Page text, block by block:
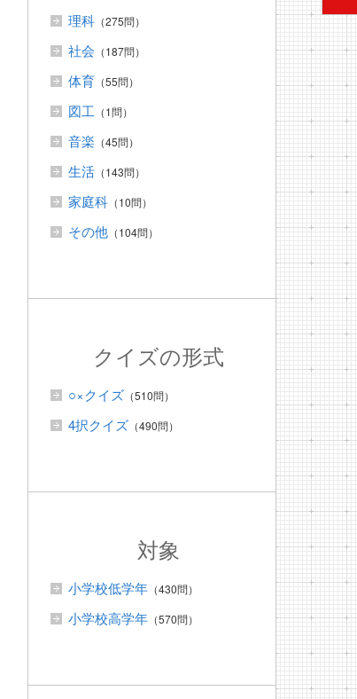
理科 （275問）
社会 （187問）
体育 （55問）
図工 （1問）
音楽 （45問）
生活 （143問）
家庭科 （10問）
その他 （104問）
クイズの形式
○×クイズ （510問）
4択クイズ （490問）
対象
小学校低学年 （430問）
小学校高学年 （570問）